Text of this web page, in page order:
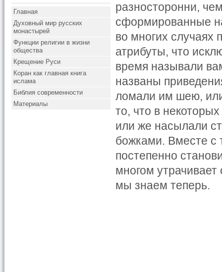
Главная
Духовный мир русских
монастырей
Функции религии в жизни
общества
Крещение Руси
Коран как главная книга
ислама
Библия современности
Материалы
разносторонни,
сформированные
во многих
атрибуты, что
время называли
названы
ломали им шею,
то, что в
или же насылали
божками. Вместе с
постепенно
многом
мы знаем теперь.